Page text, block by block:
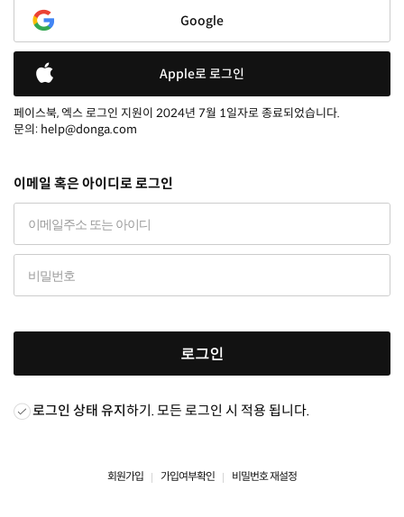
Google
Apple로 로그인
페이스북, 엑스 로그인 지원이 2024년 7월 1일자로 종료되었습니다.
문의: help@donga.com
이메일 혹은 아이디로 로그인
로그인
로그인 상태 유지하기. 모든 로그인 시 적용 됩니다.
회원가입 가입여부확인 비밀번호 재설정